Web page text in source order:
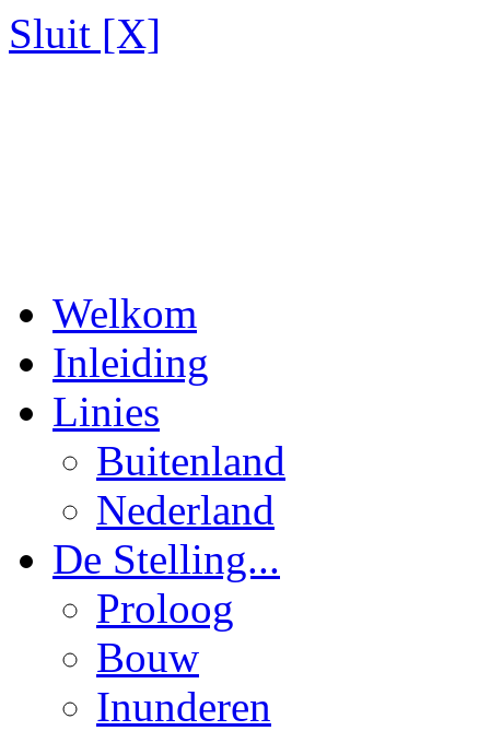
Sluit [X]
Welkom
Inleiding
Linies
Buitenland
Nederland
De Stelling...
Proloog
Bouw
Inunderen